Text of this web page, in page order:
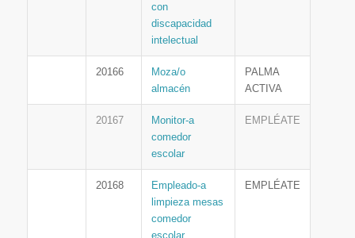
con
discapacidad
intelectual
20166
Moza/o
almacén
PALMA
ACTIVA
20167
Monitor-a
comedor
escolar
EMPLÉATE
20168
Empleado-a
limpieza mesas
comedor
escolar
EMPLÉATE